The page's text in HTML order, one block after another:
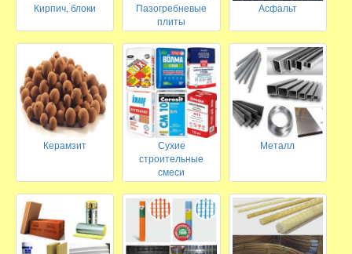
Кирпич, блоки
Пазогребневые
плиты
Асфальт
Керамзит
Сухие
строительные
смеси
Металл